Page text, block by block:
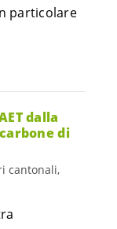
particolare
dalla
di
cantonali,